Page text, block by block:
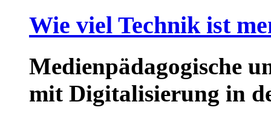
Wie viel Technik ist
Medienpädagogische
mit Digitalisierung in